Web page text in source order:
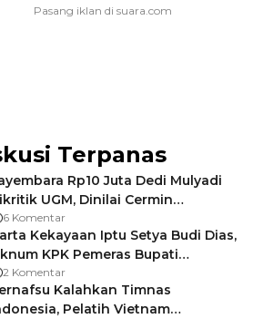
Terpanas
Rp10 Juta Dedi Mulyadi
UGM, Dinilai Cermin
Negara Jamin Keamanan
6 Komentar
Kekayaan Iptu Setya Budi Dias,
KPK Pemeras Bupati
2 Komentar
Kalahkan Timnas
Pelatih Vietnam